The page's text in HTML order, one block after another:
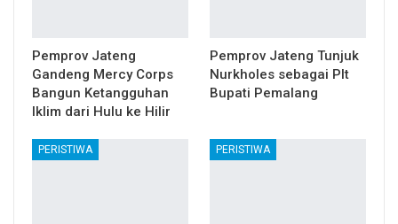
Pemprov Jateng
Gandeng Mercy Corps
Bangun Ketangguhan
Iklim dari Hulu ke Hilir
Pemprov Jateng Tunjuk
Nurkholes sebagai Plt
Bupati Pemalang
PERISTIWA PERISTIWA